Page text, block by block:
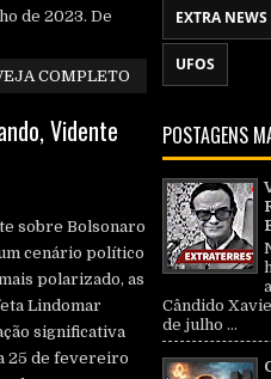
de 2023. De
COMPLETO
Vidente
sobre Bolsonaro
cenário político
polarizado, as
Lindomar
significativa
25 de fevereiro
EXTRA
UFOS
POSTAGENS
Cândido
de julho ...